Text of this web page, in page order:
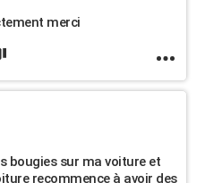
merci
bougies sur ma voiture et
recommence à avoir des